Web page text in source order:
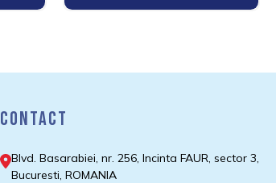
Contact
Blvd. Basarabiei, nr. 256, Incinta FAUR, sector 3,
Bucuresti, ROMANIA